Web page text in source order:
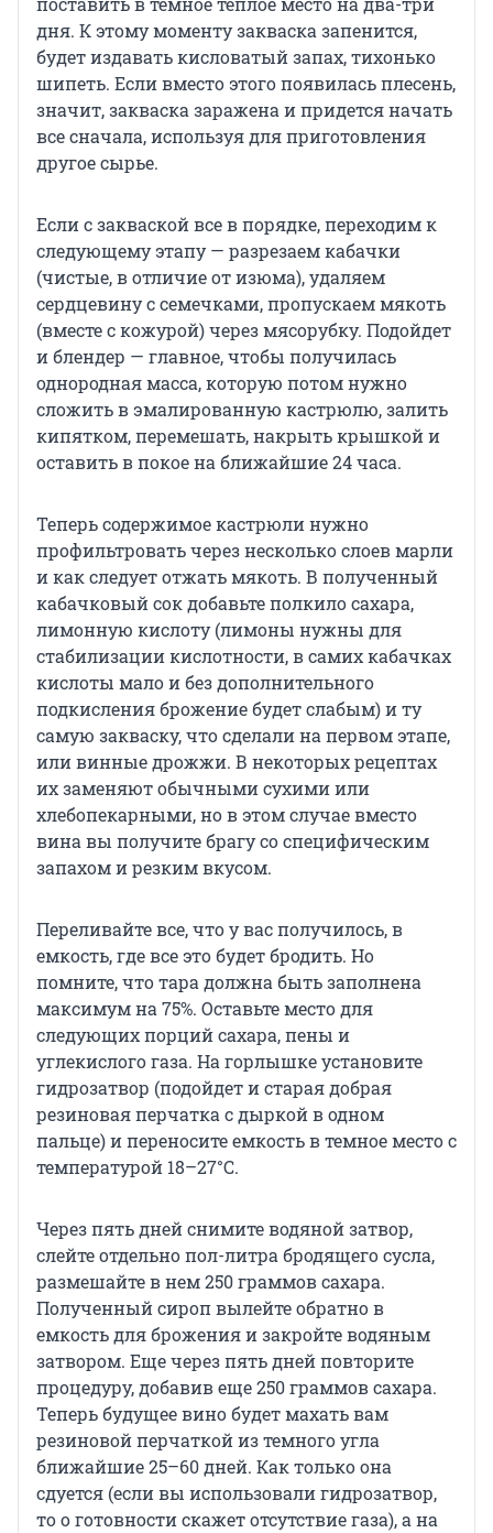
дня. К этому моменту закваска запенится,
будет издавать кисловатый запах, тихонько
шипеть. Если вместо этого появилась плесень,
значит, закваска заражена и придется начать
все сначала, используя для приготовления
другое сырье.
Если с закваской все в порядке, переходим к
следующему этапу — разрезаем кабачки
(чистые, в отличие от изюма), удаляем
сердцевину с семечками, пропускаем мякоть
(вместе с кожурой) через мясорубку. Подойдет
и блендер — главное, чтобы получилась
однородная масса, которую потом нужно
сложить в эмалированную кастрюлю, залить
кипятком, перемешать, накрыть крышкой и
оставить в покое на ближайшие 24 часа.
Теперь содержимое кастрюли нужно
профильтровать через несколько слоев марли
и как следует отжать мякоть. В полученный
кабачковый сок добавьте полкило сахара,
лимонную кислоту (лимоны нужны для
стабилизации кислотности, в самих кабачках
кислоты мало и без дополнительного
подкисления брожение будет слабым) и ту
самую закваску, что сделали на первом этапе,
или винные дрожжи. В некоторых рецептах
их заменяют обычными сухими или
хлебопекарными, но в этом случае вместо
вина вы получите брагу со специфическим
запахом и резким вкусом.
Переливайте все, что у вас получилось, в
емкость, где все это будет бродить. Но
помните, что тара должна быть заполнена
максимум на 75%. Оставьте место для
следующих порций сахара, пены и
углекислого газа. На горлышке установите
гидрозатвор (подойдет и старая добрая
резиновая перчатка с дыркой в одном
пальце) и переносите емкость в темное место с
температурой 18–27°C.
Через пять дней снимите водяной затвор,
слейте отдельно пол-литра бродящего сусла,
размешайте в нем 250 граммов сахара.
Полученный сироп вылейте обратно в
емкость для брожения и закройте водяным
затвором. Еще через пять дней повторите
процедуру, добавив еще 250 граммов сахара.
Теперь будущее вино будет махать вам
резиновой перчаткой из темного угла
ближайшие 25–60 дней. Как только она
сдуется (если вы использовали гидрозатвор,
то о готовности скажет отсутствие газа), а на